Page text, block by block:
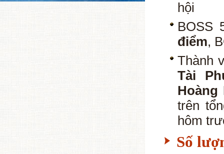
hội
BOSS
điểm,
Thành
Tài
Hoàng
trên
hôm
Số